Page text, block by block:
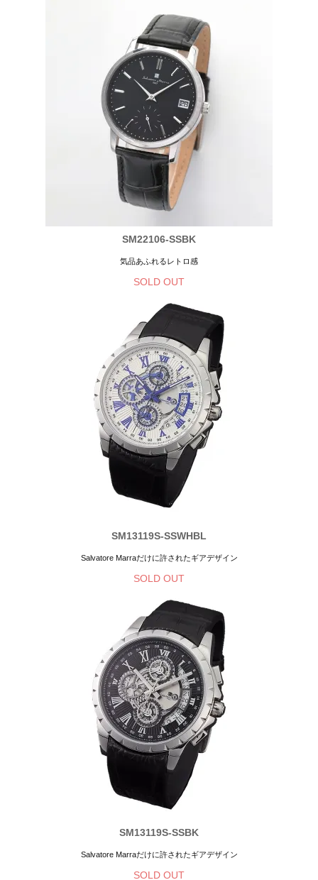
SM22106-SSBK
気品あふれるレトロ感
SOLD OUT
SM13119S-SSWHBL
Salvatore Marraだけに許されたギアデザイン
SOLD OUT
SM13119S-SSBK
Salvatore Marraだけに許されたギアデザイン
SOLD OUT